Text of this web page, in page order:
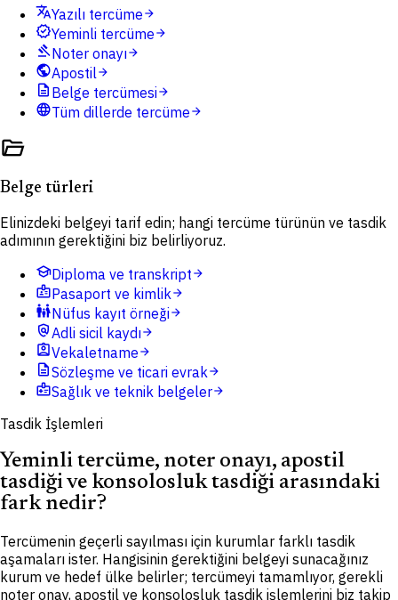
translateYazılı tercümearrow_forward
verifiedYeminli tercümearrow_forward
gavelNoter onayıarrow_forward
publicApostilarrow_forward
description Belge tercümesiarrow_forward
languageTüm dillerde tercümearrow_forward
folder_open
Belge türleri
Elinizdeki belgeyi tarif edin; hangi tercüme türünün ve tasdik
adımının gerektiğini biz belirliyoruz.
schoolDiploma ve transkriptarrow_forward
badgePasaport ve kimlikarrow_forward
family_restroomNüfus kayıt örneğiarrow_forward
policyAdli sicil kaydıarrow_forward
assignment_indVekaletnamearrow_forward
descriptionSözleşme ve ticari evrakarrow_forward
medical_informationSağlık ve teknik belgelerarrow_forward
Tasdik İşlemleri
Yeminli tercüme, noter onayı, apostil
tasdiği ve konsolosluk tasdiği arasındaki
fark nedir?
Tercümenin geçerli sayılması için kurumlar farklı tasdik
aşamaları ister. Hangisinin gerektiğini belgeyi sunacağınız
kurum ve hedef ülke belirler; tercümeyi tamamlıyor, gerekli
noter onay, apostil ve konsolosluk tasdik işlemlerini biz takip